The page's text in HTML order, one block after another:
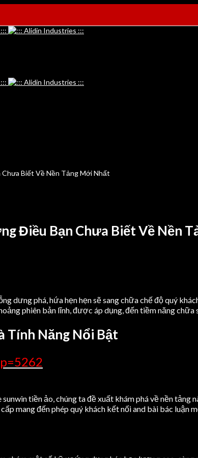
Biết Về Nền Tảng Mới Nhất
Điều Bạn Chưa Biết Về Nền
dưng phá, hứa hẹn hẹn sẽ sang chữa chế độ quý
phiên bản lĩnh, được áp dụng, đến tiềm năng
Tính Năng Nổi Bật
tiền ảo, chúng ta đề xuất khám phá về nền
mang đến phép quý khách kết nối and bài bác luận